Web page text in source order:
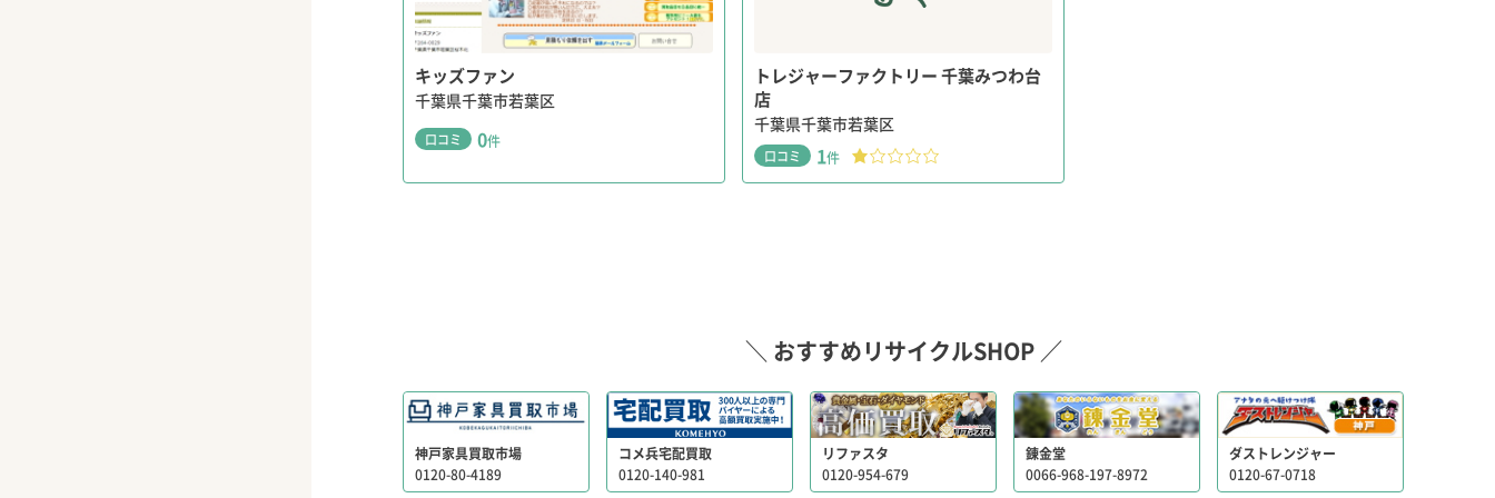
キッズファン
千葉県千葉市若葉区
口コミ 0件
トレジャーファクトリー 千葉みつわ台
店
千葉県千葉市若葉区
口コミ 1件
＼ おすすめリサイクルSHOP ／
神戸家具買取市場
0120-80-4189
コメ兵宅配買取
0120-140-981
リファスタ
0120-954-679
錬金堂
0066-968-197-8972
ダストレンジャー
0120-67-0718